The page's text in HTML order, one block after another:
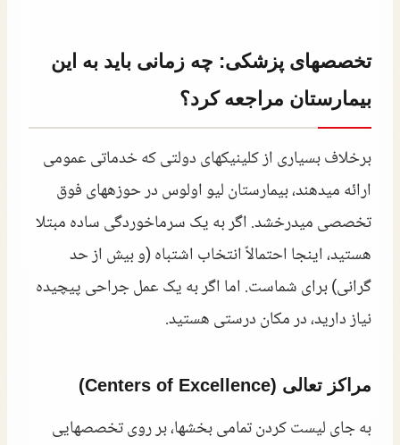
تخصصهای پزشکی: چه زمانی باید به این
بیمارستان مراجعه کرد؟
برخلاف بسیاری از کلینیکهای دولتی که خدماتی عمومی
ارائه میدهند، بیمارستان لیو اولوس در حوزههای فوق
تخصصی میدرخشد. اگر به یک سرماخوردگی ساده مبتلا
هستید، اینجا احتمالاً انتخاب اشتباه (و بیش از حد
گرانی) برای شماست. اما اگر به یک عمل جراحی پیچیده
نیاز دارید، در مکان درستی هستید.
مراکز تعالی (Centers of Excellence)
به جای لیست کردن تمامی بخشها، بر روی تخصصهایی